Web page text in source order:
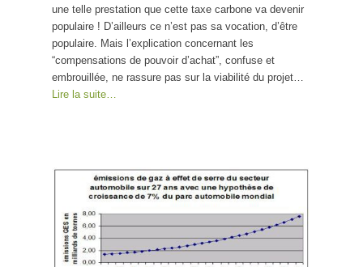
une telle prestation que cette taxe carbone va devenir
populaire ! D’ailleurs ce n’est pas sa vocation, d’être
populaire. Mais l’explication concernant les
“compensations de pouvoir d’achat”, confuse et
embrouillée, ne rassure pas sur la viabilité du projet…
Lire la suite…